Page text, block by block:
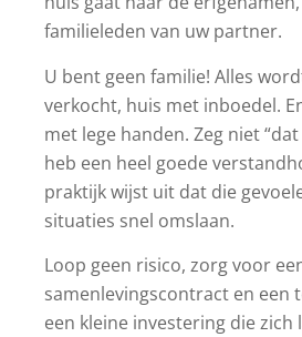
familieleden van uw partner.
U bent geen familie! Alles
verkocht, huis met inboedel.
met lege handen. Zeg niet
heb een heel goede
praktijk wijst uit dat die
situaties snel omslaan.
Loop geen risico, zorg voor
samenlevingscontract en een
een kleine investering die